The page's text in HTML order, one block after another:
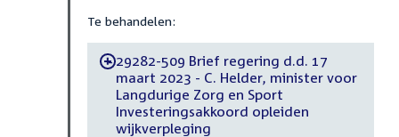
Te behandelen:
-29282-509 Brief regering d.d. 17
maart 2023 - C. Helder, minister voor
Langdurige Zorg en Sport
Investeringsakkoord opleiden
wijkverpleging